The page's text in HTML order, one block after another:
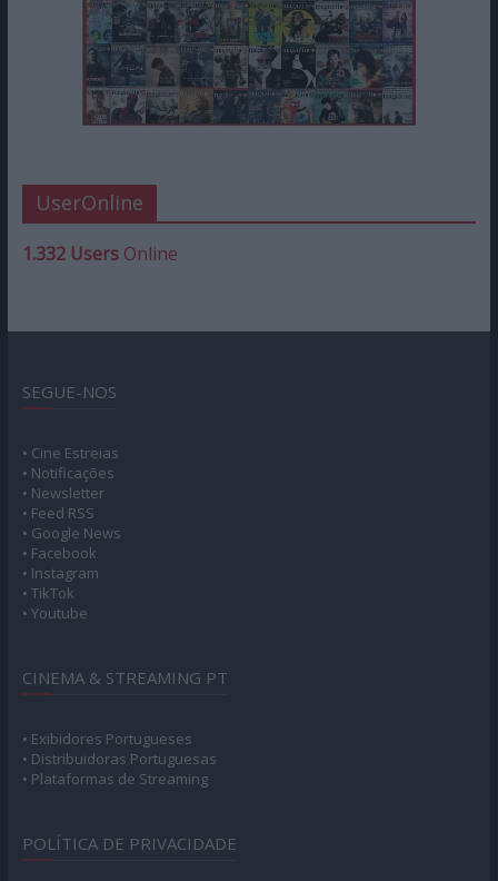
UserOnline
1.332 UsersOnline
SEGUE-NOS
• Cine Estreias
• Notificações
• Newsletter
• Feed RSS
• Google News
• Facebook
• Instagram
• TikTok
• Youtube
CINEMA & STREAMING PT
• Exibidores Portugueses
• Distribuidoras Portuguesas
• Plataformas de Streaming
POLÍTICA DE PRIVACIDADE